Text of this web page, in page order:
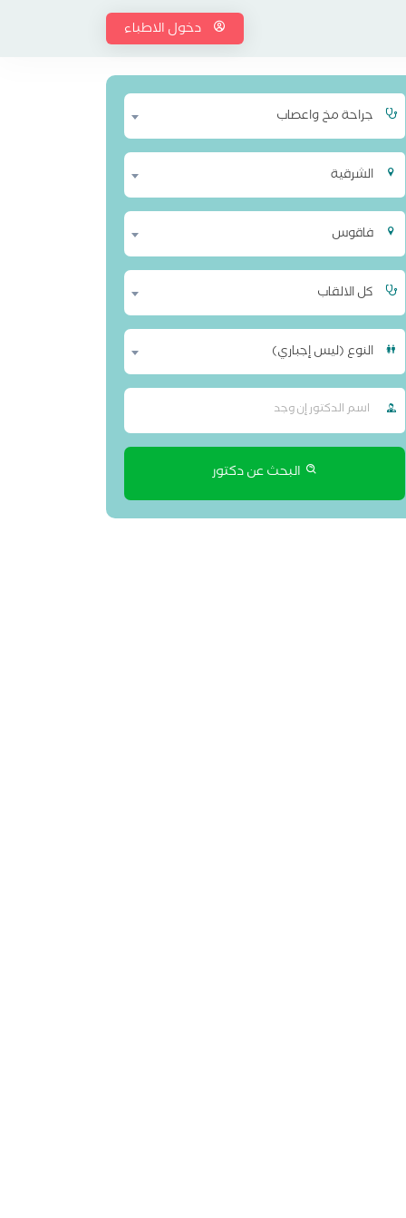
دخول الاطباء
جراحة مخ واعصاب
الشرقية
فاقوس
كل الالقاب
النوع (ليس إجباري)
البحث عن دكتور